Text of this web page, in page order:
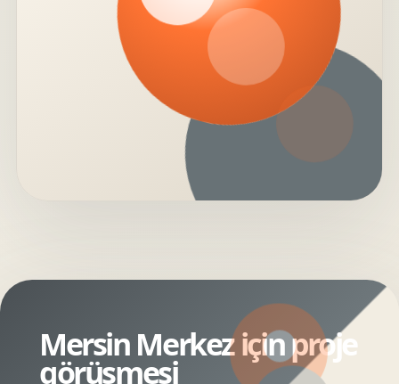
Mersin Merkez için proje
görüşmesi